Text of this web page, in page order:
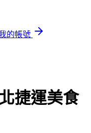
的帳號
捷運美食